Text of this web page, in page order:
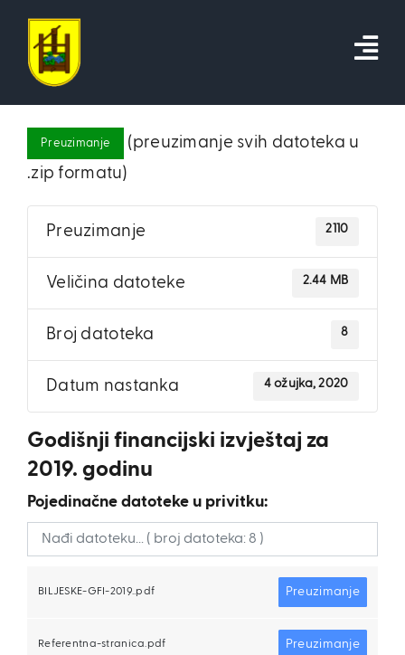
content
Preuzimanje
(preuzimanje svih datoteka u
.zip formatu)
Preuzimanje 2110
Veličina datoteke 2.44 MB
Broj datoteka 8
Datum nastanka 4 ožujka, 2020
Godišnji financijski izvještaj za
2019. godinu
Pojedinačne datoteke u privitku:
BILJESKE-GFI-2019..pdf Preuzimanje
Referentna-stranica.pdf Preuzimanje